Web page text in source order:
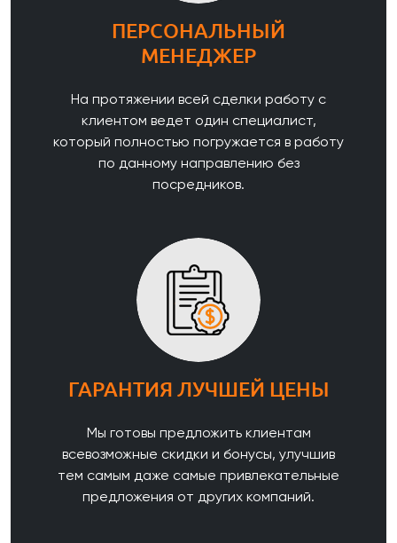
ПЕРСОНАЛЬНЫЙ
МЕНЕДЖЕР
На протяжении всей сделки работу с
клиентом ведет один специалист,
который полностью погружается в работу
по данному направлению без
посредников.
ГАРАНТИЯ ЛУЧШЕЙ ЦЕНЫ
Мы готовы предложить клиентам
всевозможные скидки и бонусы, улучшив
тем самым даже самые привлекательные
предложения от других компаний.